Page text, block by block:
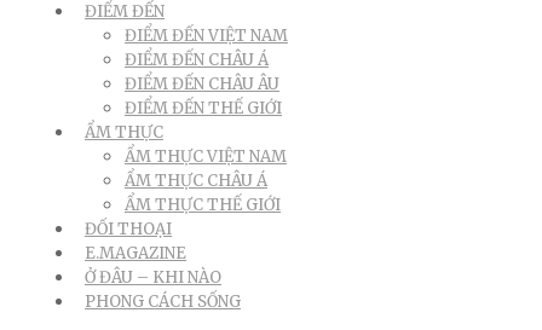
ĐIỂM ĐẾN
ĐIỂM ĐẾN VIỆT NAM
ĐIỂM ĐẾN CHÂU Á
ĐIỂM ĐẾN CHÂU ÂU
ĐIỂM ĐẾN THẾ GIỚI
ẨM THỰC
ẨM THỰC VIỆT NAM
ẨM THỰC CHÂU Á
ẨM THỰC THẾ GIỚI
ĐỐI THOẠI
E.MAGAZINE
Ở ĐÂU – KHI NÀO
PHONG CÁCH SỐNG